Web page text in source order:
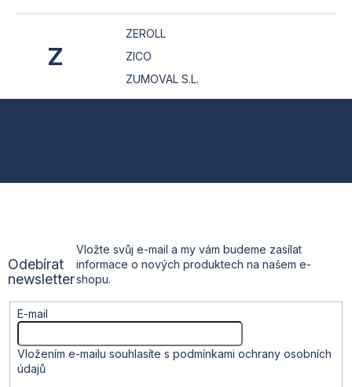
Z
ZEROLL
ZICO
ZUMOVAL S.L.
p
Odebírat
newsletter
Vložte svůj e-mail a my vám budeme zasílat
informace o nových produktech na našem e-
shopu.
E-mail
Vložením e-mailu souhlasíte s podmínkami ochrany osobních
údajů